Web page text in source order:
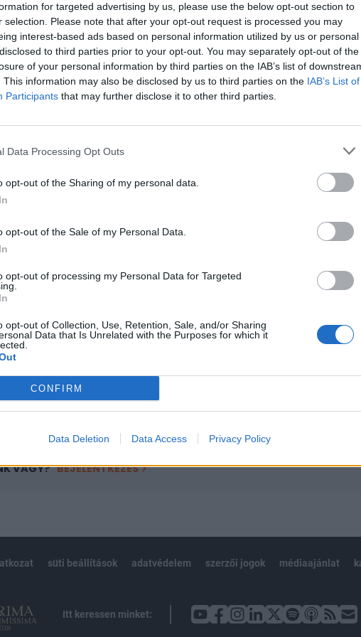
for targeted advertising by us, please use the below opt-out section to
selection. Please note that after your opt-out request is processed you may
interest-based ads based on personal information utilized by us or personal
to third parties prior to your opt-out. You may separately opt-out of the
of your personal information by third parties on the IAB’s list of
This information may also be disclosed by us to third parties on the IAB’s List of
Participants that may further disclose it to other third parties.
Data Processing Opt Outs
opt-out of the Sharing of my personal data.
opt-out of the Sale of my Personal Data.
opt-out of processing my Personal Data for Targeted
opt-out of Collection, Use, Retention, Sale, and/or Sharing
Data that Is Unrelated with the Purposes for which it
CONFIRM
Data Deletion Data Access Privacy Policy
500 millió font értékű, Ukrajnának szánt fegyvercsomag
ma kerül sor Varsóban, Sunak Donald Tusk lengyel
is egyeztet a lengyel fővárosban. A csomag a következő
és csónak, 1600 rakéta, köztük légvédelmi rakéták és Storm Shadow
portfolio.hu hírarchívumához tartozik, melynek olvasása előfizetéses
tartalmazza:
cikkarchívum
elmúlt 2 év napon belüli
VAGY? BEJELENTKEZÉS
süti beállítások adatvédelem szerzői jogok médiaajánlat
Itt keressen minket: